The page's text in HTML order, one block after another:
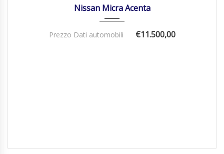
Nissan Micra Acenta
Prezzo Dati automobili €11.500,00